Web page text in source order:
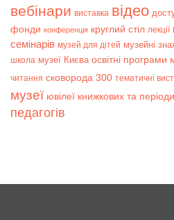
вебінари виставка відео
фонди конференція круглий стіл лекції
семінарів музей для дітей музейні
школа музеї Києва освітні програми
читання сковорода 300 тематичні
музеї ювілеї книжкових та
педагогів